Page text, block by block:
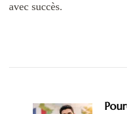
avec succès.